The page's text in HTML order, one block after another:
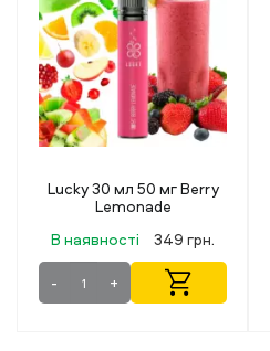
Lucky 30 мл 50 мг
Grapefruit
В наявності
349 грн.
- +